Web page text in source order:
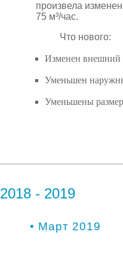
произвела
75 м³/час.
Что нового:
Изменен внешний
Уменьшен
Уменьшены
2018 - 2019
• Март 2019